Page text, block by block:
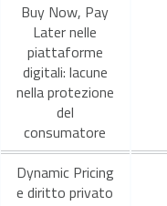
Buy Now, Pay
Later nelle
piattaforme
digitali: lacune
nella protezione
del
consumatore
Dynamic Pricing
e diritto privato